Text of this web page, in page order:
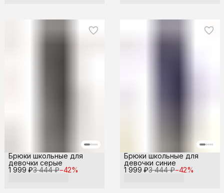
1 999 ₽3 444 ₽−42%
Брюки школьные для
девочки серые
1 999 ₽3 444 ₽−42%
Брюки школьные для
девочки синие